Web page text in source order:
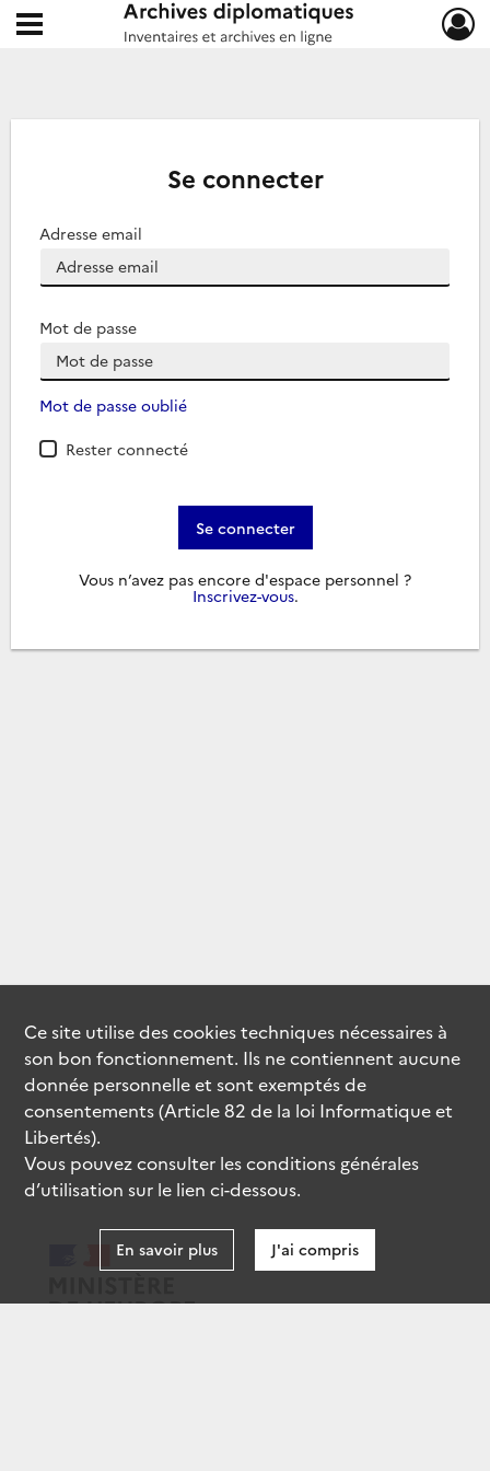
Archives diplomatiques
Ouvrir le menu déroulant
Se connecter
Adresse email
Mot de passe
Mot de passe oublié
Rester connecté
Se connecter
Vous n’avez pas encore d'espace personnel ?
Inscrivez-vous.
Ce site utilise descookiestechniques nécessaires à
son bon fonctionnement. Ils ne contiennent aucune
donnée personnelle et sont exemptés de
consentements (Article 82 de la loi Informatique et
Libertés).
Vous pouvez consulter les conditions générales
d’utilisation sur le lien ci-dessous.
En savoir plus J'ai compris